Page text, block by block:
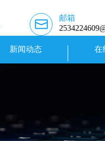
邮箱
新闻动态 在